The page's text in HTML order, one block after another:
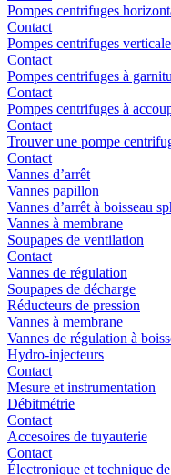
Pompes centrifuges
Contact
Pompes centrifuges
Contact
Pompes centrifuges à
Contact
Pompes centrifuges à
Contact
Trouver une pompe
Contact
Vannes d’arrêt
Vannes papillon
Vannes d’arrêt à boisseau
Vannes à membrane
Soupapes de ventilation
Contact
Vannes de régulation
Soupapes de décharge
Réducteurs de pression
Vannes à membrane
Vannes de régulation à
Hydro-injecteurs
Contact
Mesure et instrumentation
Débitmétrie
Contact
Accesoires de tuyauterie
Contact
Électronique et technique